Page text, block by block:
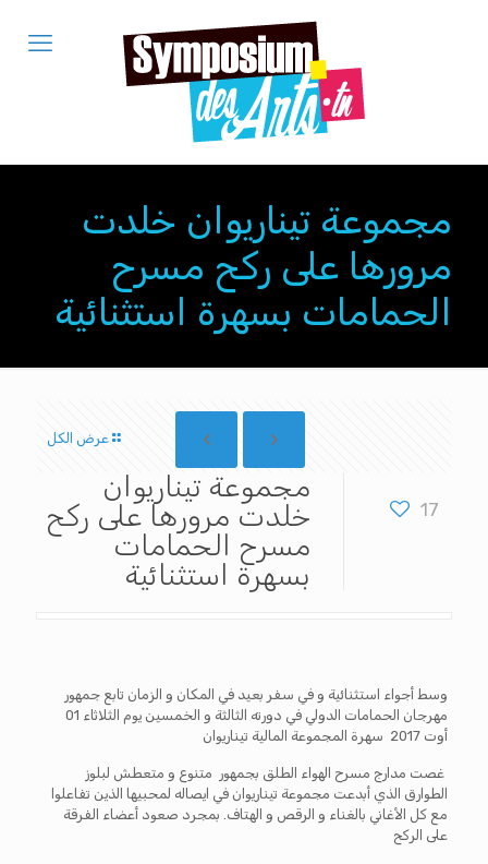
مجموعة تيناريوان خلدت
مرورها على ركح مسرح
الحمامات بسهرة استثنائية
عرض الكل
17
مجموعة تيناريوان
خلدت مرورها على ركح
مسرح الحمامات
بسهرة استثنائية
وسط أجواء استثنائية و في سفر بعيد في المكان و الزمان تابع جمهور
مهرجان الحمامات الدولي في دورته الثالثة و الخمسين يوم الثلاثاء 01
أوت 2017 سهرة المجموعة المالية تيناريوان
غصت مدارج مسرح الهواء الطلق بجمهور متنوع و متعطش لبلوز
الطوارق الذي أبدعت مجموعة تيناريوان في ايصاله لمحبيها الذين تفاعلوا
مع كل الأغاني بالغناء و الرقص و الهتاف. بمجرد صعود أعضاء الفرقة
على الركح